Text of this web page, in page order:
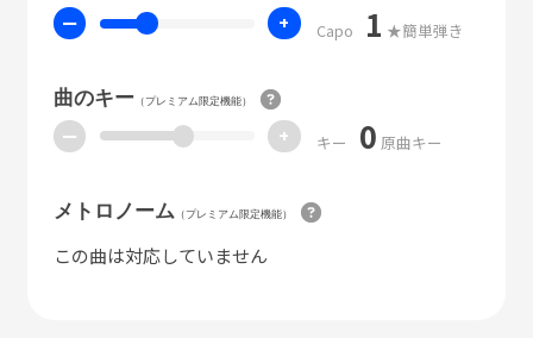
ー + Capo 1 ★簡単弾き
曲のキー（プレミアム限定機能）
ー + キー 0 原曲キー
メトロノーム （プレミアム限定機能）
この曲は対応していません